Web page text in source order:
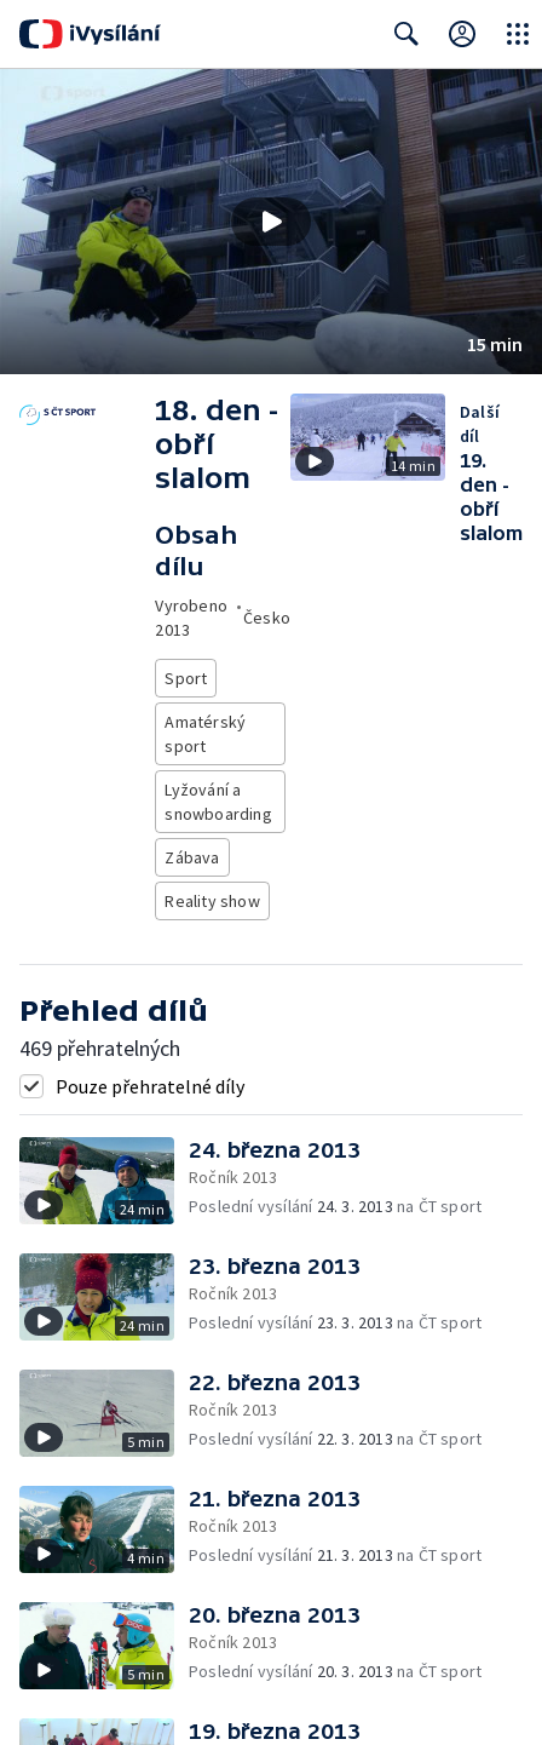
Search Close
15 min
18. den -
obří
slalom
Obsah
dílu
Vyrobeno
2013
•
Česko
Sport
Amatérský
sport
Lyžování a
snowboarding
Zábava
Reality show
14 min
Další
díl
19.
den -
obří
slalom
Přehled dílů
469 přehratelných
Pouze přehratelné díly
24 min
24. března 2013
Ročník 2013
Poslední vysílání 24. 3. 2013 na ČT sport
24 min
23. března 2013
Ročník 2013
Poslední vysílání 23. 3. 2013 na ČT sport
5 min
22. března 2013
Ročník 2013
Poslední vysílání 22. 3. 2013 na ČT sport
4 min
21. března 2013
Ročník 2013
Poslední vysílání 21. 3. 2013 na ČT sport
5 min
20. března 2013
Ročník 2013
Poslední vysílání 20. 3. 2013 na ČT sport
19. března 2013